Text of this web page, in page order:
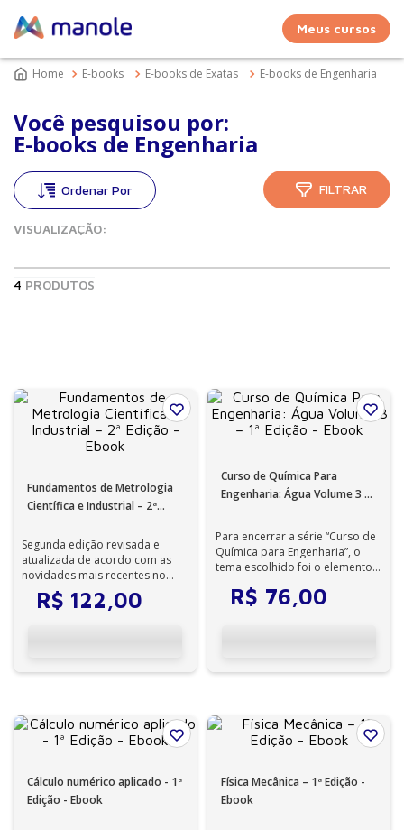
Meus cursos
E-books E-books de Exatas E-books de Engenharia
Você pesquisou por:
E-books de Engenharia
VISUALIZAÇÃO:
FILTRAR
4 PRODUTOS
Fundamentos de Metrologia
Científica e Industrial – 2ª
Segunda edição revisada e
atualizada de acordo com as
novidades mais recentes no
campo da metrologia.
R$ 122,00
Curso de Química Para
Engenharia: Água Volume 3 –
Para encerrar a série “Curso de
Química para Engenharia”, o
tema escolhido foi o elemento
R$ 76 00
Cálculo numérico aplicado - 1ª
Edição - Ebook
Física Mecânica – 1ª Edição -
Ebook